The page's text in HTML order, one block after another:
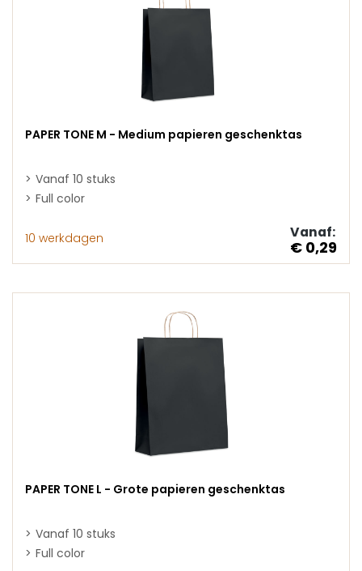
PAPER TONE M - Medium papieren geschenktas
Vanaf 10 stuks
Full color
10 werkdagen Vanaf:
€ 0,29
PAPER TONE L - Grote papieren geschenktas
Vanaf 10 stuks
Full color